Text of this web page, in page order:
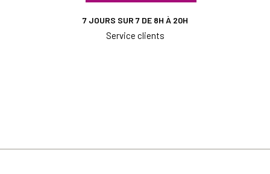
7 JOURS SUR 7 DE 8H À 20H
Service clients